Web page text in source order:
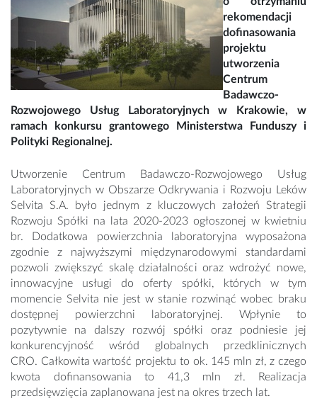
rekomendacji
dofinasowania
projektu
utworzenia
Centrum
Badawczo-
Rozwojowego Usług Laboratoryjnych w Krakowie, w
ramach konkursu grantowego Ministerstwa Funduszy i
Polityki Regionalnej.
Utworzenie Centrum Badawczo-Rozwojowego Usług
Laboratoryjnych w Obszarze Odkrywania i Rozwoju Leków
Selvita S.A. było jednym z kluczowych założeń Strategii
Rozwoju Spółki na lata 2020-2023 ogłoszonej w kwietniu
br. Dodatkowa powierzchnia laboratoryjna wyposażona
zgodnie z najwyższymi międzynarodowymi standardami
pozwoli zwiększyć skalę działalności oraz wdrożyć nowe,
innowacyjne usługi do oferty spółki, których w tym
momencie Selvita nie jest w stanie rozwinąć wobec braku
dostępnej powierzchni laboratoryjnej. Wpłynie to
pozytywnie na dalszy rozwój spółki oraz podniesie jej
konkurencyjność wśród globalnych przedklinicznych
CRO. Całkowita wartość projektu to ok. 145 mln zł, z czego
kwota dofinansowania to 41,3 mln zł. Realizacja
przedsięwzięcia zaplanowana jest na okres trzech lat.